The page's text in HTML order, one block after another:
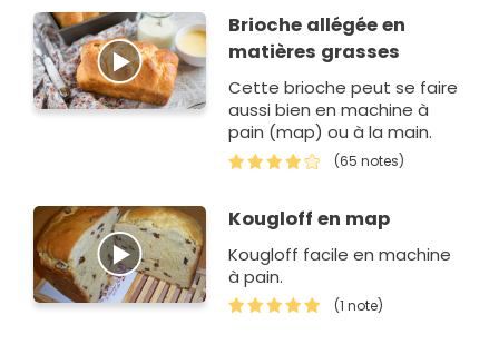
Brioche allégée en
matières grasses
Cette brioche peut se faire
aussi bien en machine à
pain (map) ou à la main.
(65 notes)
Kougloff en map
Kougloff facile en machine
à pain.
(1 note)